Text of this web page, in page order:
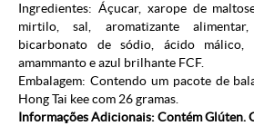
Ingredientes: Áçucar, xarope de
mirtilo, sal, aromatizante alimentar,
bicarbonato de sódio, ácido
amammanto e azul brilhante FCF.
Embalagem: Contendo um pacote de
Hong Tai kee com 26 gramas.
Informações Adicionais: Contém Glúten.